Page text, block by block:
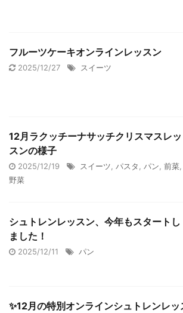
フルーツケーキオンラインレッスン
2025/12/27 スイーツ
12月ラクッチーナサッチクリスマスレッ
スンの様子
2025/12/19 スイーツ パスタ パン 前菜
野菜
シュトレンレッスン、今年もスタートし
ました！
2025/12/11 パン
✨12月の特別オンラインシュトレンレッ